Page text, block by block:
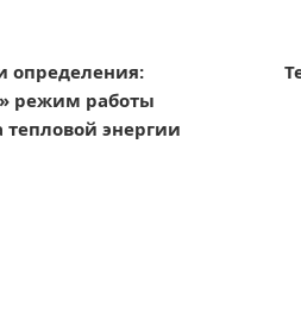
определения:
режим работы
тепловой энергии